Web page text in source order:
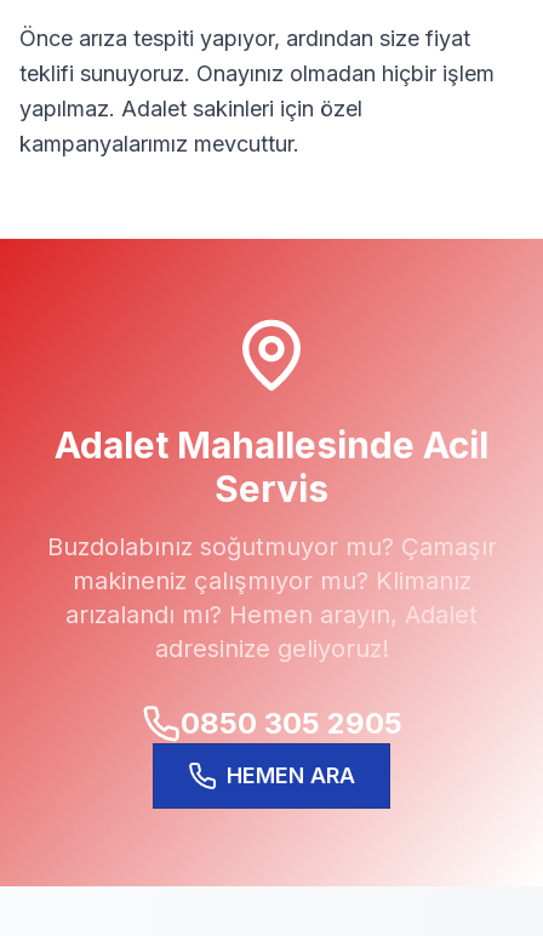
Önce arıza tespiti yapıyor, ardından size fiyat
teklifi sunuyoruz. Onayınız olmadan hiçbir işlem
yapılmaz. Adalet sakinleri için özel
kampanyalarımız mevcuttur.
Adalet Mahallesinde Acil
Servis
Buzdolabınız soğutmuyor mu? Çamaşır
makineniz çalışmıyor mu? Klimanız
arızalandı mı? Hemen arayın, Adalet
adresinize geliyoruz!
0850 305 2905
HEMEN ARA